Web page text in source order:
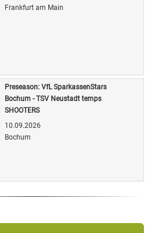
Frankfurt am Main
Preseason: VfL SparkassenStars
Bochum - TSV Neustadt temps
SHOOTERS
10.09.2026
Bochum